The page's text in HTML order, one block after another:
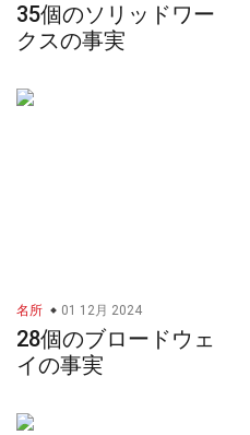
35個のソリッドワー
クスの事実
名所 01 12月 2024
28個のブロードウェ
イの事実